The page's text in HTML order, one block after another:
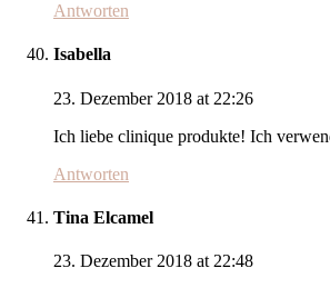
Antworten
Isabella
23. Dezember 2018 at 22:26
Ich liebe clinique produkte! Ich
Antworten
Tina Elcamel
23. Dezember 2018 at 22:48